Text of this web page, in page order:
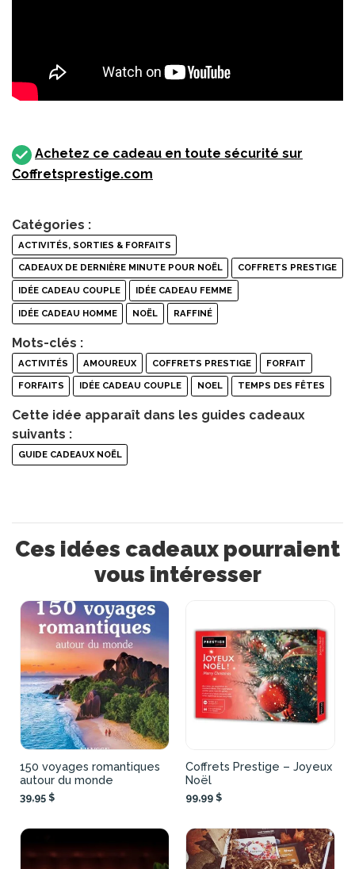
Achetez ce cadeau en toute sécurité sur
Coffretsprestige.com
Catégories :
ACTIVITÉS, SORTIES & FORFAITS
CADEAUX DE DERNIÈRE MINUTE POUR NOËL COFFRETS PRESTIGE
IDÉE CADEAU COUPLE IDÉE CADEAU FEMME
IDÉE CADEAU HOMME NOËL RAFFINÉ
Mots-clés :
ACTIVITÉS AMOUREUX COFFRETS PRESTIGE FORFAIT
FORFAITS IDÉE CADEAU COUPLE NOEL TEMPS DES FÊTES
Cette idée apparaît dans les guides cadeaux
suivants :
GUIDE CADEAUX NOËL
Ces idées cadeaux pourraient
vous intéresser
150 voyages romantiques
autour du monde
39,95 $
Coffrets Prestige – Joyeux
Noël
99,99 $